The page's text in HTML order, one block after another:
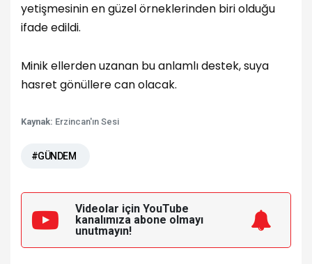
yetişmesinin en güzel örneklerinden biri olduğu
ifade edildi.
Minik ellerden uzanan bu anlamlı destek, suya
hasret gönüllere can olacak.
Kaynak: Erzincan'ın Sesi
#GÜNDEM
Videolar için YouTube
kanalımıza abone olmayı
unutmayın!